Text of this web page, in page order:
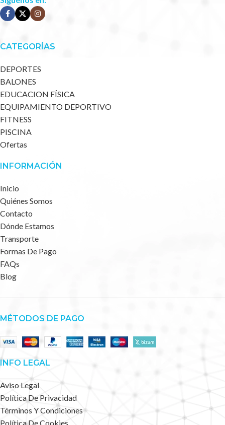
CATEGORÍAS
DEPORTES
BALONES
EDUCACION FÍSICA
EQUIPAMIENTO DEPORTIVO
FITNESS
PISCINA
Ofertas
INFORMACIÓN
Inicio
Quiénes Somos
Contacto
Dónde Estamos
Transporte
Formas De Pago
FAQs
Blog
MÉTODOS DE PAGO
INFO LEGAL
Aviso Legal
Política De Privacidad
Términos Y Condiciones
Política De Cookies